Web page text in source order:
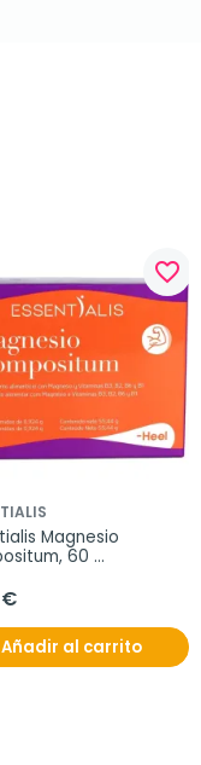
favorite_border
Magnesio
60
€
Añadir al carrito